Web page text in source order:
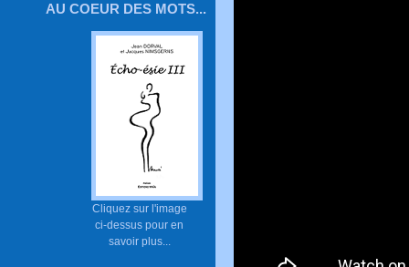
AU COEUR DES MOTS...
Cliquez sur l'image
ci-dessus pour en
savoir plus...